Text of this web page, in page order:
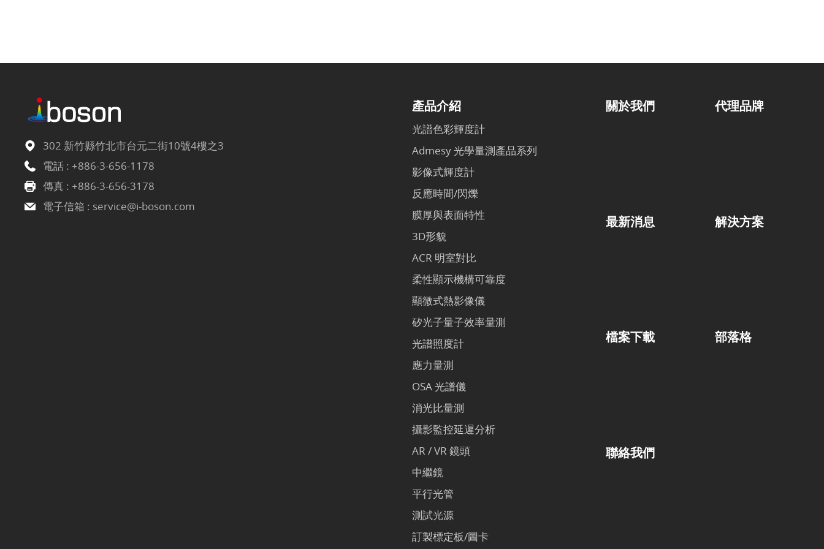
產品介紹
光譜色彩輝度計
Admesy 光學量測產品系列
影像式輝度計
反應時間/閃爍
膜厚與表面特性
3D形貌
ACR 明室對比
柔性顯示機構可靠度
顯微式熱影像儀
矽光子量子效率量測
光譜照度計
應力量測
OSA 光譜儀
消光比量測
攝影監控延遲分析
AR / VR 鏡頭
中繼鏡
平行光管
測試光源
訂製標定板/圖卡
關於我們 代理品牌
最新消息 解決方案
檔案下載 部落格
聯絡我們
302 新竹縣竹北市台元二街10號4樓之3
電話 : +886-3-656-1178
傳真 : +886-3-656-3178
電子信箱 : service@i-boson.com